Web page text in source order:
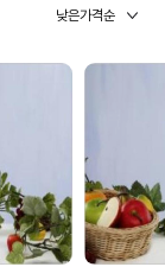
낮은가격순